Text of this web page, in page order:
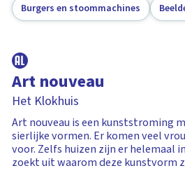
Burgers en stoommachines
Art nouveau
Het Klokhuis
Art nouveau is een kunststroming
sierlijke vormen. Er komen veel
voor. Zelfs huizen zijn er helemaal
zoekt uit waarom deze kunstvorm